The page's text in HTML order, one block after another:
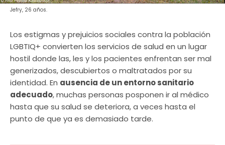
Jefry, 26 años.
Los estigmas y prejuicios sociales contra la población
LGBTIQ+ convierten los servicios de salud en un lugar
hostil donde las, les y los pacientes enfrentan ser mal
generizados, descubiertos o maltratados por su
identidad. En ausencia de un entorno sanitario
adecuado, muchas personas posponen ir al médico
hasta que su salud se deteriora, a veces hasta el
punto de que ya es demasiado tarde.